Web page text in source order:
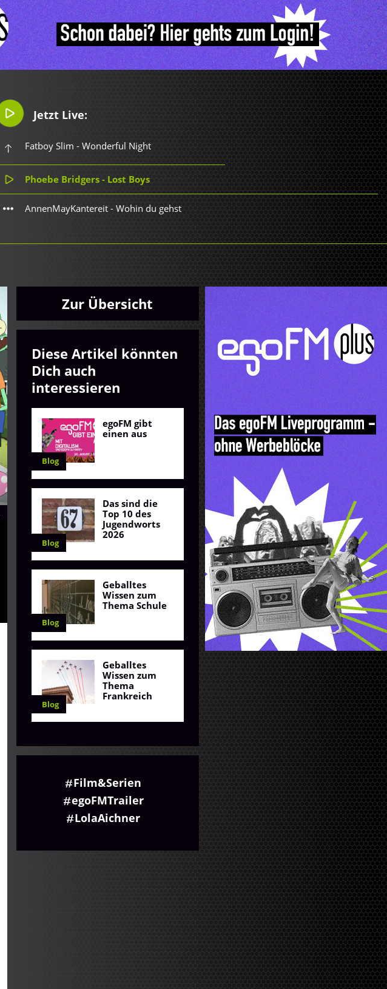
Jetzt Live:
Fatboy Slim - Wonderful Night
Phoebe Bridgers - Lost Boys
AnnenMayKantereit - Wohin du gehst
Zur Übersicht
Diese Artikel könnten
Dich auch
interessieren
Blog
egoFM gibt
einen aus
Blog
Das sind die
Top 10 des
Jugendworts
2026
Blog
Geballtes
Wissen zum
Thema Schule
Blog
Geballtes
Wissen zum
Thema
Frankreich
Film&Serien
egoFMTrailer
LolaAichner